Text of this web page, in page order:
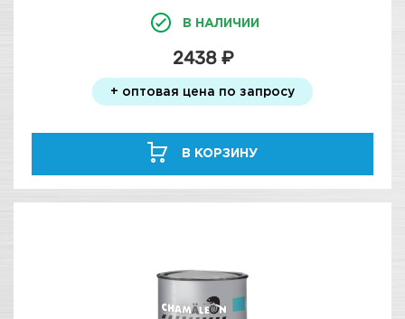
В НАЛИЧИИ
2438 ₽
+ оптовая цена по запросу
В КОРЗИНУ